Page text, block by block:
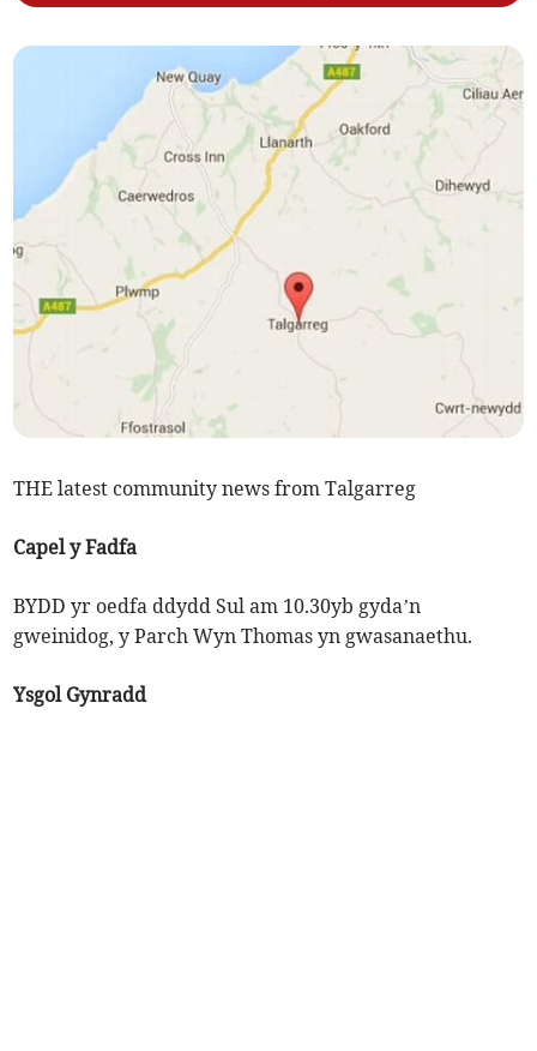
THE latest community news from Talgarreg
Capel y Fadfa
BYDD yr oedfa ddydd Sul am 10.30yb gyda’n
gweinidog, y Parch Wyn Thomas yn gwasanaethu.
Ysgol Gynradd